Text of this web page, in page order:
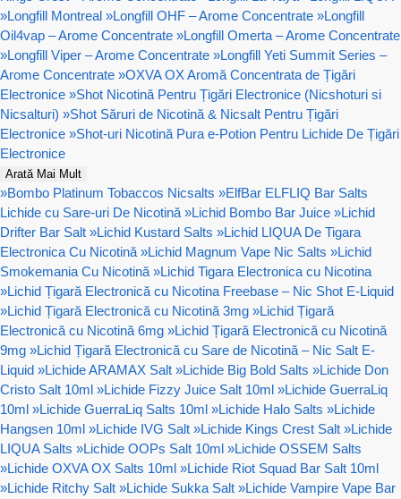
»Longfill Montreal »Longfill OHF – Arome Concentrate »Longfill
Oil4vap – Arome Concentrate »Longfill Omerta – Arome Concentrate
»Longfill Viper – Arome Concentrate »Longfill Yeti Summit Series –
Arome Concentrate »OXVA OX Aromă Concentrata de Țigări
Electronice »Shot Nicotină Pentru Țigări Electronice (Nicshoturi si
Nicsalturi) »Shot Săruri de Nicotină & Nicsalt Pentru Țigări
Electronice »Shot-uri Nicotină Pura e-Potion Pentru Lichide De Țigări
Electronice
Arată Mai Mult
»Bombo Platinum Tobaccos Nicsalts »ElfBar ELFLIQ Bar Salts
Lichide cu Sare-uri De Nicotină »Lichid Bombo Bar Juice »Lichid
Drifter Bar Salt »Lichid Kustard Salts »Lichid LIQUA De Tigara
Electronica Cu Nicotină »Lichid Magnum Vape Nic Salts »Lichid
Smokemania Cu Nicotină »Lichid Tigara Electronica cu Nicotina
»Lichid Țigară Electronică cu Nicotina Freebase – Nic Shot E-Liquid
»Lichid Țigară Electronică cu Nicotină 3mg »Lichid Țigară
Electronică cu Nicotină 6mg »Lichid Țigară Electronică cu Nicotină
9mg »Lichid Țigară Electronică cu Sare de Nicotină – Nic Salt E-
Liquid »Lichide ARAMAX Salt »Lichide Big Bold Salts »Lichide Don
Cristo Salt 10ml »Lichide Fizzy Juice Salt 10ml »Lichide GuerraLiq
10ml »Lichide GuerraLiq Salts 10ml »Lichide Halo Salts »Lichide
Hangsen 10ml »Lichide IVG Salt »Lichide Kings Crest Salt »Lichide
LIQUA Salts »Lichide OOPs Salt 10ml »Lichide OSSEM Salts
»Lichide OXVA OX Salts 10ml »Lichide Riot Squad Bar Salt 10ml
»Lichide Ritchy Salt »Lichide Sukka Salt »Lichide Vampire Vape Bar